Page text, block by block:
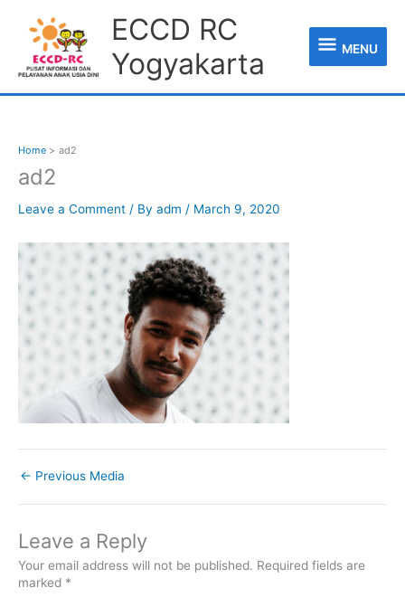
content
ECCD RC
Yogyakarta
MENU
Home ad2
ad2
Leave a Comment / By adm / March 9, 2020
← Previous Media
Leave a Reply
Your email address will not be published. Required fields are
marked *